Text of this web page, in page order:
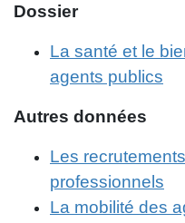
Dossier
La santé et le
agents publics
Autres données
Les
professionnels
La mobilité des